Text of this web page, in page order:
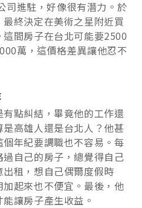
司進駐，好像很有潛力。於
終決定在美術之星附近買
間房子在台北可能要2500
萬，這價格差異讓他忍不
點糾結，畢竟他的工作還
高雄人還是台北人？他甚
年紀要調職也不容易。每
自己的房子，總覺得自己
租，想自己偶爾度假時
起來也不便宜。最後，他
讓房子產生收益。